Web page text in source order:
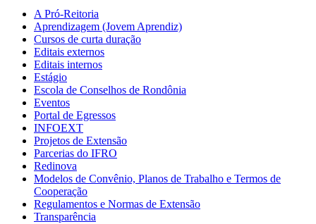
A Pró-Reitoria
Aprendizagem (Jovem Aprendiz)
Cursos de curta duração
Editais externos
Editais internos
Estágio
Escola de Conselhos de Rondônia
Eventos
Portal de Egressos
INFOEXT
Projetos de Extensão
Parcerias do IFRO
Redinova
Modelos de Convênio, Planos de Trabalho e Termos de
Cooperação
Regulamentos e Normas de Extensão
Transparência